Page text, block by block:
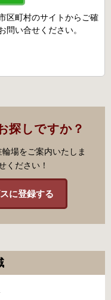
区町村のサイトからご確
問い合せください。
探しですか？
場をご案内いたしま
ください！
に登録する